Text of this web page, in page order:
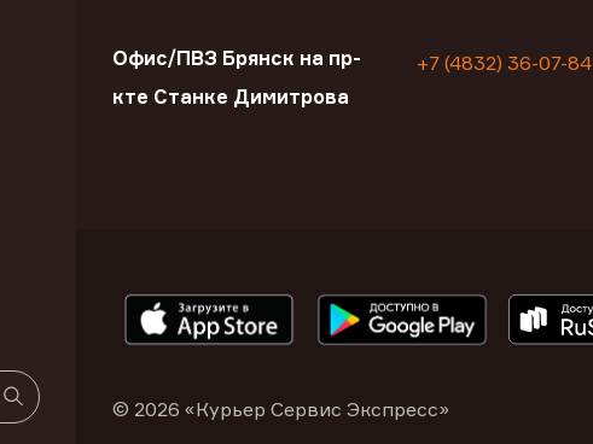
Офис/ПВЗ Брянск на пр-
кте Станке Димитрова
+7 (4832) 36-07-84
© 2026 «Курьер Сервис Экспресс»